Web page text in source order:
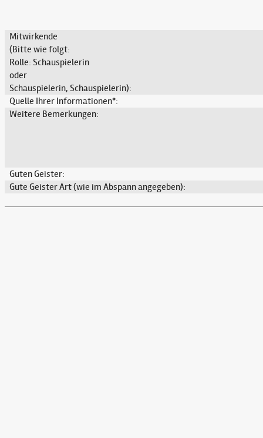
Mitwirkende
(Bitte wie folgt:
Rolle: Schauspielerin
oder
Schauspielerin, Schauspielerin):
Quelle Ihrer Informationen*:
Weitere Bemerkungen:
Guten Geister:
Gute Geister Art (wie im Abspann angegeben):